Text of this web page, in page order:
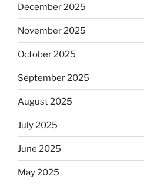
December 2025
November 2025
October 2025
September 2025
August 2025
July 2025
June 2025
May 2025